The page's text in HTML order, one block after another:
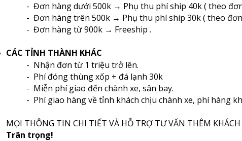
- Đơn hàng dưới 500k → Phụ thu phí ship 40k ( theo
- Đơn hàng trên 500k → Phụ thu phí ship 30k ( theo
- Đơn hàng từ 900k → Freeship .
CÁC TỈNH THÀNH KHÁC
- Nhận đơn từ 1 triệu trở lên.
- Phí đóng thùng xốp + đá lạnh 30k
- Miễn phí giao đến chành xe, sân bay.
- Phí giao hàng về tỉnh khách chịu chành xe, phí hàng
MỌI THÔNG TIN CHI TIẾT VÀ HỖ TRỢ TƯ VẤN THÊM
Trân trọng!